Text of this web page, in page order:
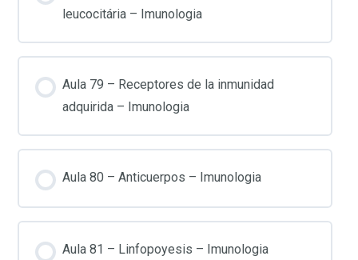
leucocitária – Imunologia
Aula 79 – Receptores de la inmunidad
adquirida – Imunologia
Aula 80 – Anticuerpos – Imunologia
Aula 81 – Linfopoyesis – Imunologia